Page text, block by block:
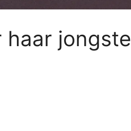
haar jongste